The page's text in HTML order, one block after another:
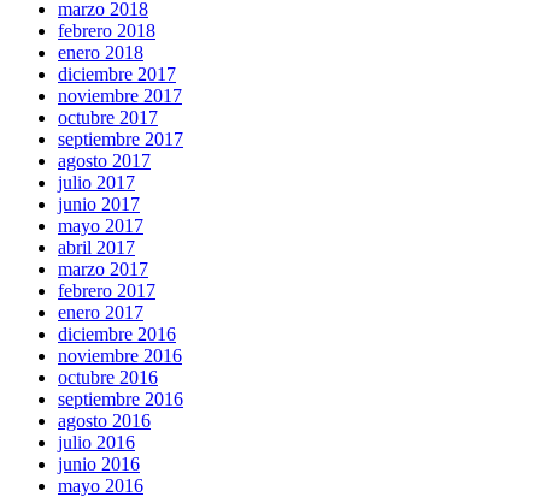
marzo 2018
febrero 2018
enero 2018
diciembre 2017
noviembre 2017
octubre 2017
septiembre 2017
agosto 2017
julio 2017
junio 2017
mayo 2017
abril 2017
marzo 2017
febrero 2017
enero 2017
diciembre 2016
noviembre 2016
octubre 2016
septiembre 2016
agosto 2016
julio 2016
junio 2016
mayo 2016